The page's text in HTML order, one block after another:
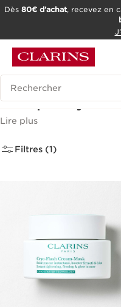
OUTIL D'ACCESSIBILITÉ
Dès 80€ d’achat, recevez en
Historique des recherches
Masque
Lire plus
Filtres (1)